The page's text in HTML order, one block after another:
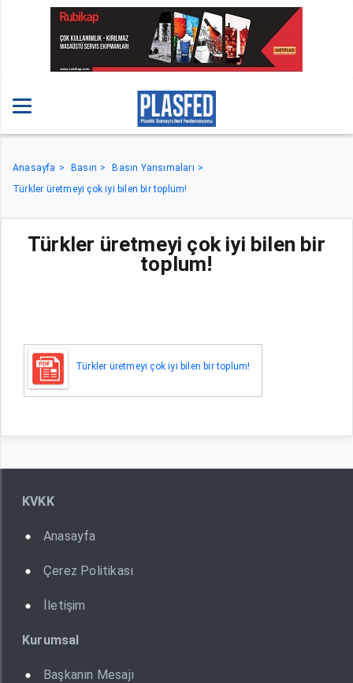
Anasayfa Basın
Basın Yansımaları
Türkler üretmeyi çok iyi bilen bir toplum!
Türkler üretmeyi çok iyi bilen bir
toplum!
Türkler üretmeyi çok iyi bilen bir toplum!
KVKK
Anasayfa
Çerez Politikası
İletişim
Kurumsal
Başkanın Mesajı